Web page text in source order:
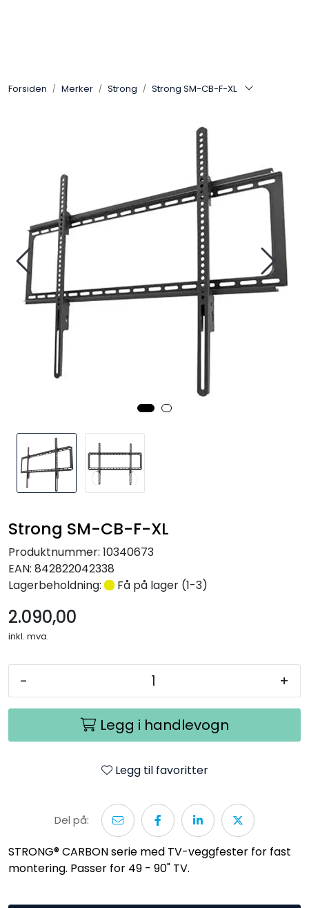
Forsiden Merker Strong Strong SM-CB-F-XL
Strong SM-CB-F-XL
Produktnummer: 10340673
EAN: 842822042338
Lagerbeholdning:
Få på lager (1-3)
2.090,00
inkl. mva.
- +
Legg i handlevogn
Legg til favoritter
Del på:
STRONG® CARBON serie med TV-veggfester for fast
montering. Passer for 49 - 90" TV.
SONOS
Høyttalere
Kabler
Nettverk
Tilbehør